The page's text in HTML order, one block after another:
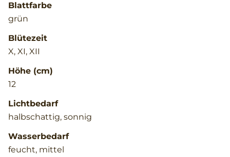
Blattfarbe
grün
Blütezeit
X, XI, XII
Höhe (cm)
12
Lichtbedarf
halbschattig, sonnig
Wasserbedarf
feucht, mittel